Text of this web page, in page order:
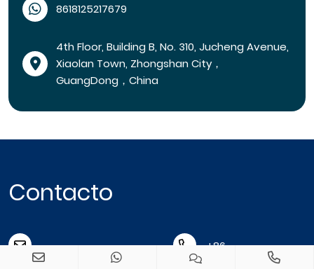
8618125217679
4th Floor, Building B, No. 310, Jucheng Avenue,
Xiaolan Town, Zhongshan City，
GuangDong，China
Contacto
info@cyangourd.com
+86
18125217679